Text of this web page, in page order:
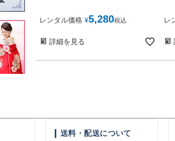
レンタル価格 ¥5,280税込
詳細を見る
レ
送料・配送について